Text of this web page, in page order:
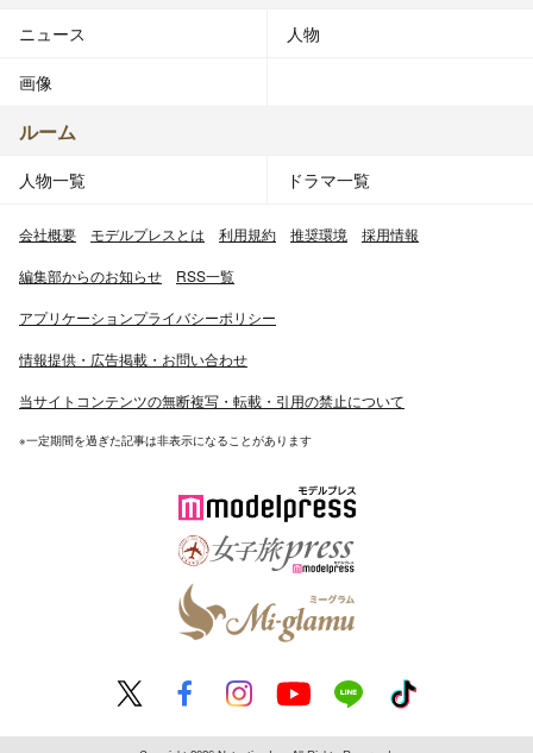
ニュース 人物
画像
ルーム
人物一覧 ドラマ一覧
会社概要 モデルプレスとは 利用規約 推奨環境 採用情報
編集部からのお知らせ RSS一覧
アプリケーションプライバシーポリシー
情報提供・広告掲載・お問い合わせ
当サイトコンテンツの無断複写・転載・引用の禁止について
※一定期間を過ぎた記事は非表示になることがあります